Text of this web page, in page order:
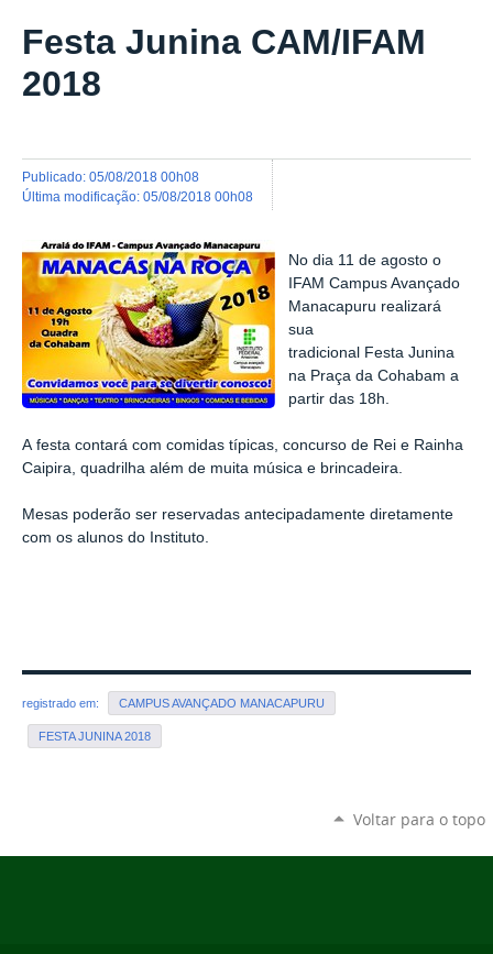
Festa Junina CAM/IFAM
2018
publicado: 05/08/2018 00h08
última modificação: 05/08/2018 00h08
No dia 11 de agosto o
IFAM Campus Avançado
Manacapuru realizará
sua
tradicional Festa Junina
na Praça da Cohabam a
partir das 18h.
A festa contará com comidas típicas, concurso de Rei e Rainha
Caipira, quadrilha além de muita música e brincadeira.
Mesas poderão ser reservadas antecipadamente diretamente
com os alunos do Instituto.
registrado em: CAMPUS AVANÇADO MANACAPURU
FESTA JUNINA 2018
Voltar para o topo